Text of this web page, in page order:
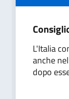
L'Italia
anche
dopo